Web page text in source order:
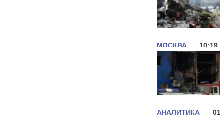
МОСКВА — 10:19
АНАЛИТИКА —